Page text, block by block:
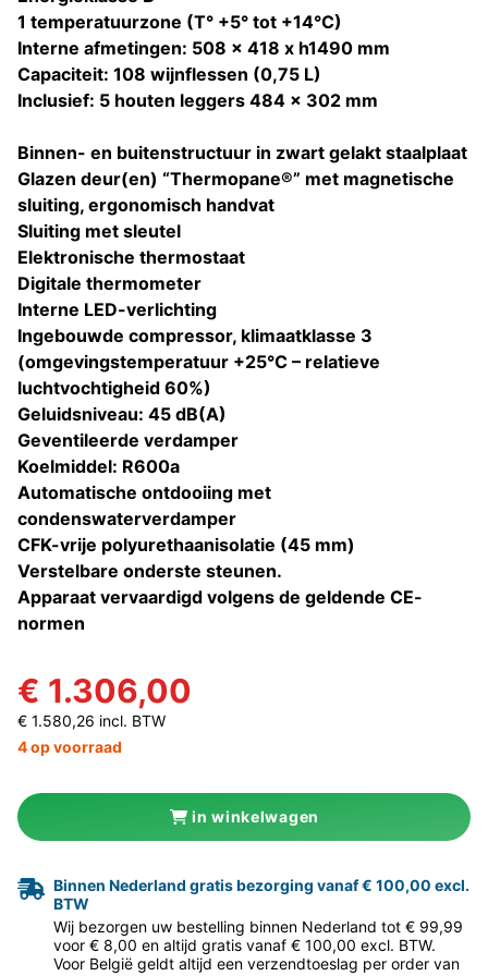
1 temperatuurzone (T° +5° tot +14°C)
Interne afmetingen: 508 x 418 x h1490 mm
Capaciteit: 108 wijnflessen (0,75 L)
Inclusief: 5 houten leggers 484 x 302 mm
Binnen- en buitenstructuur in zwart gelakt staalplaat
Glazen deur(en) “Thermopane®” met magnetische
sluiting, ergonomisch handvat
Sluiting met sleutel
Elektronische thermostaat
Digitale thermometer
Interne LED-verlichting
Ingebouwde compressor, klimaatklasse 3
(omgevingstemperatuur +25°C – relatieve
luchtvochtigheid 60%)
Geluidsniveau: 45 dB(A)
Geventileerde verdamper
Koelmiddel: R600a
Automatische ontdooiing met
condenswaterverdamper
CFK-vrije polyurethaanisolatie (45 mm)
Verstelbare onderste steunen.
Apparaat vervaardigd volgens de geldende CE-
normen
€ 1.306,00
€ 1.580,26 incl. BTW
4 op voorraad
in winkelwagen
Binnen Nederland gratis bezorging vanaf € 100,00 excl.
BTW
Wij bezorgen uw bestelling binnen Nederland tot € 99,99
voor € 8,00 en altijd gratis vanaf € 100,00 excl. BTW.
Voor België geldt altijd een verzendtoeslag per order van